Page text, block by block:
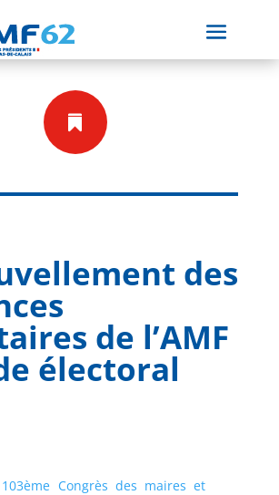

des
de l’AMF
électoral
103ème Congrès des maires et